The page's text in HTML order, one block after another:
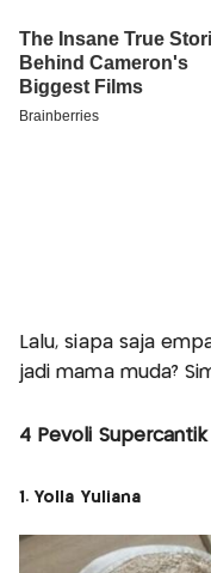
Lalu, siapa saja
jadi mama muda?
4 Pevoli
1. Yolla Yuliana